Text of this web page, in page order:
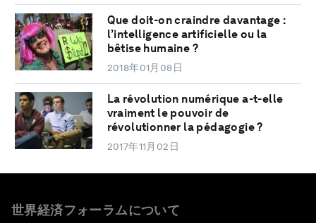
Que doit-on craindre davantage :
l’intelligence artificielle ou la
bêtise humaine ?
2018年01月08日
La révolution numérique a-t-elle
vraiment le pouvoir de
révolutionner la pédagogie ?
2017年11月02日
世界経済フォーラムについて